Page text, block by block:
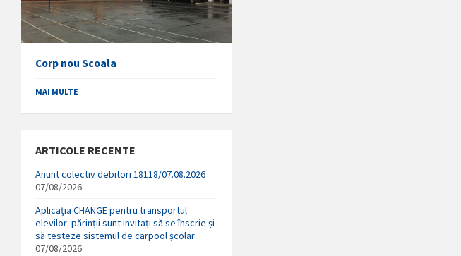
Corp nou Scoala
MAI MULTE
ARTICOLE RECENTE
Anunt colectiv debitori 18118/07.08.2026
07/08/2026
Aplicația CHANGE pentru transportul
elevilor: părinții sunt invitați să se înscrie și
să testeze sistemul de carpool școlar
07/08/2026